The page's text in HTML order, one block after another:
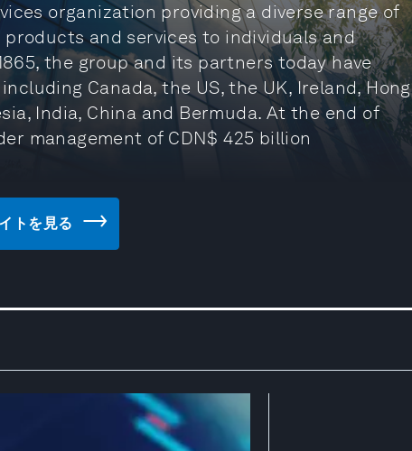
organization providing a diverse range of
and services to individuals and
the group and its partners today have
Canada, the US, the UK, Ireland, Hong
India, China and Bermuda. At the end of
management of CDN$ 425 billion
トを見る